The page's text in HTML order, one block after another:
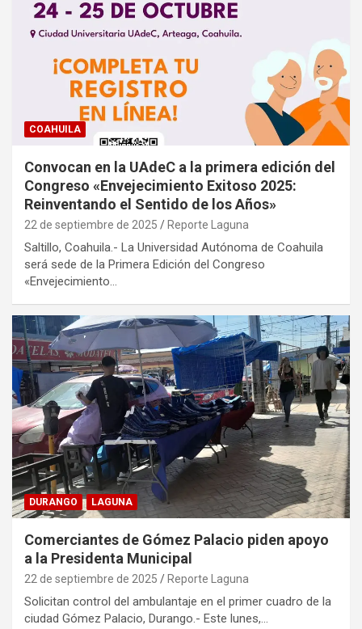
COAHUILA
Convocan en la UAdeC a la primera edición del
Congreso «Envejecimiento Exitoso 2025:
Reinventando el Sentido de los Años»
22 de septiembre de 2025 Reporte Laguna
Saltillo, Coahuila.- La Universidad Autónoma de Coahuila
será sede de la Primera Edición del Congreso
«Envejecimiento…
DURANGO LAGUNA
Comerciantes de Gómez Palacio piden apoyo
a la Presidenta Municipal
22 de septiembre de 2025 Reporte Laguna
Solicitan control del ambulantaje en el primer cuadro de la
ciudad Gómez Palacio, Durango.- Este lunes,…